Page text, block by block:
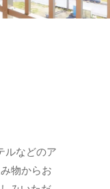
ルなどのア
物からお